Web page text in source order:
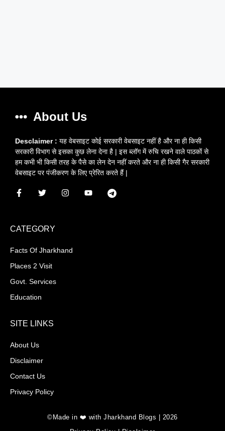
About Us
Desclaimer : यह वेबसाइट कोई सरकारी वेबसाइट नहीं है और ना ही किसी
सरकारी विभाग से इसका कुछ लेना देना है | इस ब्लॉग में रुचि रखने वाले पाठकों से
हम कभी भी किसी तरह के पैसे का लेन देन नहीं करते और ना ही किसी गैर सरकारी
वेबसाइट पर पंजीकरण के लिए प्रेरित करते हैं |
CATEGORY
Facts Of Jharkhand
Places 2 Visit
Govt. Services
Education
SITE LINKS
About Us
Disclaimer
Contact Us
Privacy Policy
©Made in ❤️ with Jharkhand Blogs | 2026